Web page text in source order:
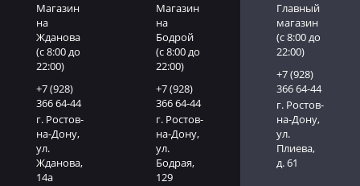
Магазин
на
Жданова
(c 8:00 до
22:00)
+7 (928)
366 64-44
г. Ростов-
на-Дону,
ул.
Жданова,
14а
Магазин
на
Бодрой
(c 8:00 до
22:00)
+7 (928)
366 64-44
г. Ростов-
на-Дону,
ул.
Бодрая,
129
Главный
магазин
(c 8:00 до
22:00)
+7 (928)
366 64-44
г. Ростов-
на-Дону,
ул.
Плиева,
д. 61